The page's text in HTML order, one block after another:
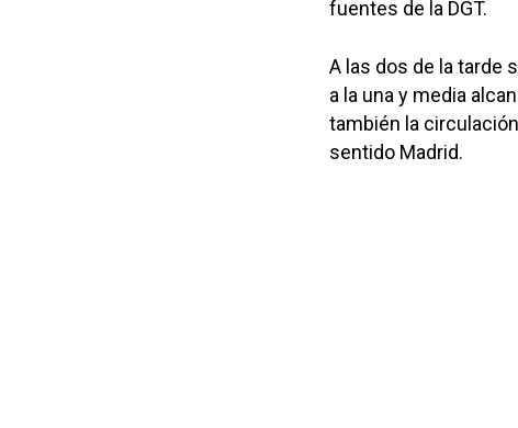
Presiona Intro para buscar o ESC para cerrar
fuentes de la DGT.
A las dos de la tarde
a la una y media
también la
sentido Madrid.